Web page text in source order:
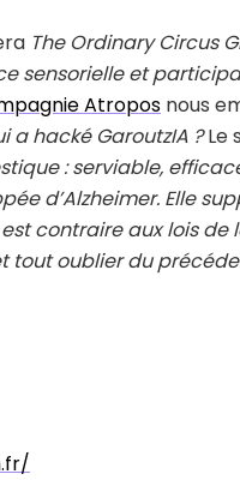
The Ordinary Circus
sensorielle et
Atropos nous
a hacké GaroutzIA ?Le
: serviable,
d’Alzheimer. Elle
contraire aux lois
oublier du